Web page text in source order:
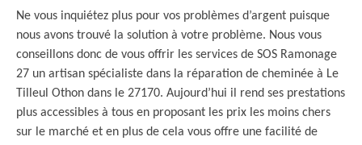
Ne vous inquiétez plus pour vos problèmes d’argent puisque
nous avons trouvé la solution à votre problème. Nous vous
conseillons donc de vous offrir les services de SOS Ramonage
27 un artisan spécialiste dans la réparation de cheminée à Le
Tilleul Othon dans le 27170. Aujourd’hui il rend ses prestations
plus accessibles à tous en proposant les prix les moins chers
sur le marché et en plus de cela vous offre une facilité de